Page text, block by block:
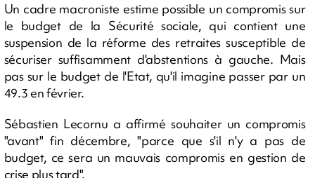
Un cadre macroniste estime possible un compromis sur
le budget de la Sécurité sociale, qui contient une
suspension de la réforme des retraites susceptible de
sécuriser suffisamment d'abstentions à gauche. Mais
pas sur le budget de l'Etat, qu'il imagine passer par un
49.3 en février.
Sébastien Lecornu a affirmé souhaiter un compromis
"avant" fin décembre, "parce que s'il n'y a pas de
budget, ce sera un mauvais compromis en gestion de
crise plus tard".